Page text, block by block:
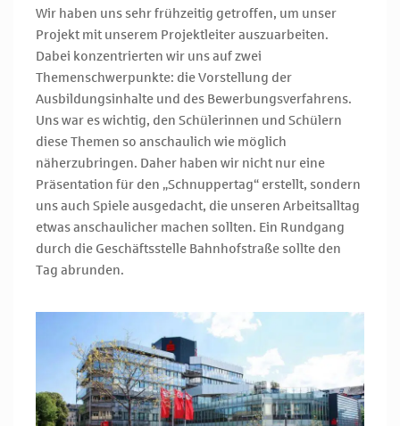
Wir haben uns sehr frühzeitig getroffen, um unser
Projekt mit unserem Projektleiter auszuarbeiten.
Dabei konzentrierten wir uns auf zwei
Themenschwerpunkte: die Vorstellung der
Ausbildungsinhalte und des Bewerbungsverfahrens.
Uns war es wichtig, den Schülerinnen und Schülern
diese Themen so anschaulich wie möglich
näherzubringen. Daher haben wir nicht nur eine
Präsentation für den „Schnuppertag“ erstellt, sondern
uns auch Spiele ausgedacht, die unseren Arbeitsalltag
etwas anschaulicher machen sollten. Ein Rundgang
durch die Geschäftsstelle Bahnhofstraße sollte den
Tag abrunden.